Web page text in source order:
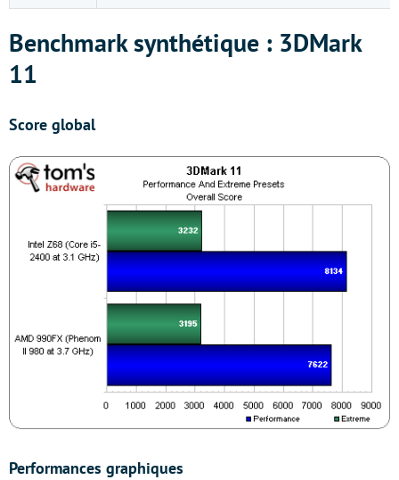
Benchmark synthétique : 3DMark
11
Score global
Performances graphiques